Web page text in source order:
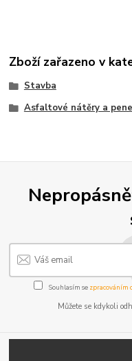
Zboží zařazeno v
Stavba
Asfaltové nátěry a
Souhlasím se zpracováním
Můžete se kdykoli